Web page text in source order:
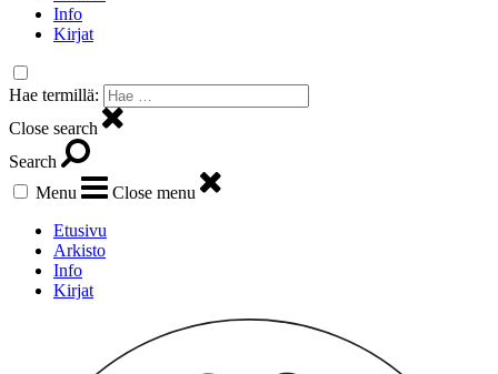
Info
Kirjat
Hae termillä:
Close search
Search
Menu
Close menu
Etusivu
Arkisto
Info
Kirjat